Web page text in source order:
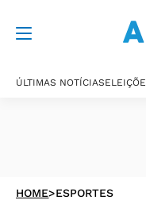
ÚLTIMAS NOTÍCIAS
HOME>ESPORTES